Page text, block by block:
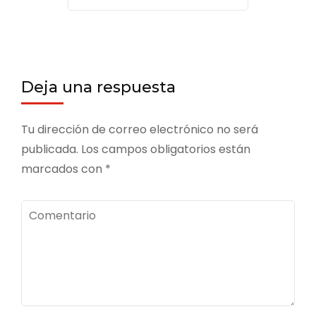
Deja una respuesta
Tu dirección de correo electrónico no será
publicada. Los campos obligatorios están
marcados con *
Comentario